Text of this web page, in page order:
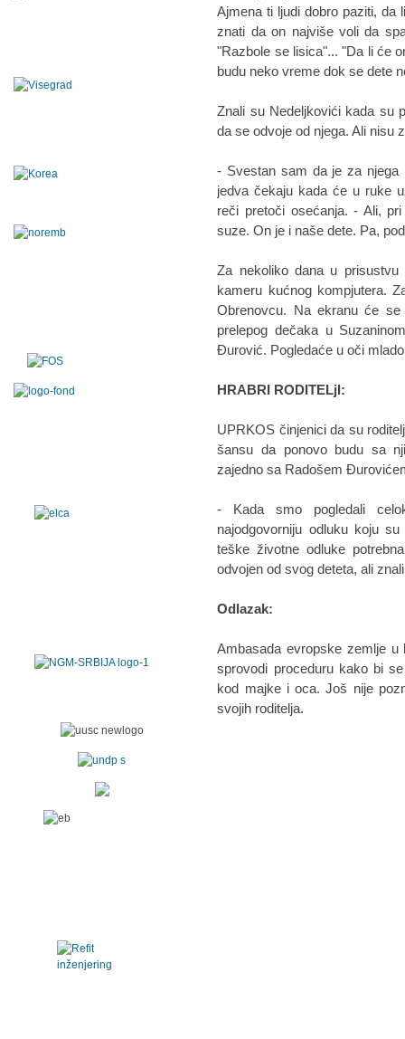
Ajmena ti ljudi dobro paziti, da
znati da on najviše voli da
"Razbole se lisica"... "Da li će
budu neko vreme dok se dete
Znali su Nedeljkovići kada su
da se odvoje od njega. Ali nisu
- Svestan sam da je za njega
jedva čekaju kada će u ruke
reči pretoči osećanja. - Ali,
suze. On je i naše dete. Pa,
Za nekoliko dana u
kameru kućnog kompjutera.
Obrenovcu. Na ekranu će
prelepog dečaka u
Đurović. Pogledaće u oči
HRABRI RODITELjI:
UPRKOS činjenici da su
šansu da ponovo budu sa
zajedno sa Radošem
- Kada smo pogledali
najodgovorniju odluku koju
teške životne odluke
odvojen od svog deteta, ali
Odlazak:
Ambasada evropske zemlje u
sprovodi proceduru kako bi
kod majke i oca. Još nije
svojih roditelja.